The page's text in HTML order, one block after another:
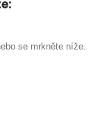
se mrkněte níže.